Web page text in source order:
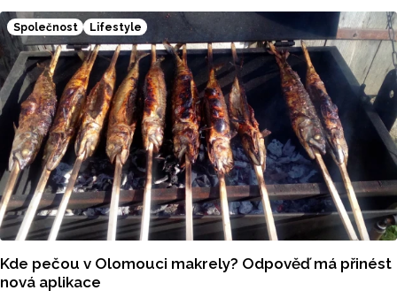
Společnost Lifestyle
Kde pečou v Olomouci makrely? Odpověď má přinést
nová aplikace